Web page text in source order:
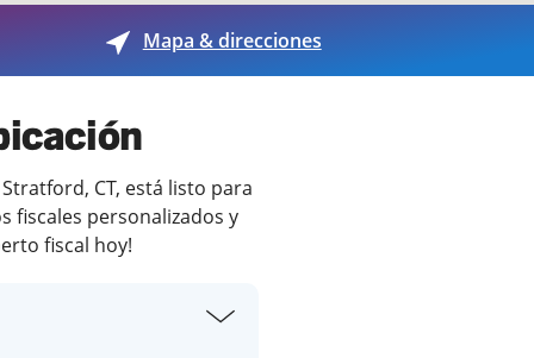
Mapa & direcciones
CT, está listo para
fiscales personalizados y
fiscal hoy!